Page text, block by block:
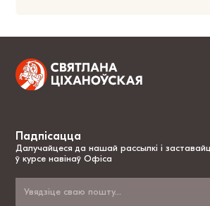
Падпісацца
Далучайцеся да нашай рассылкі і
ў курсе навінаў Офіса